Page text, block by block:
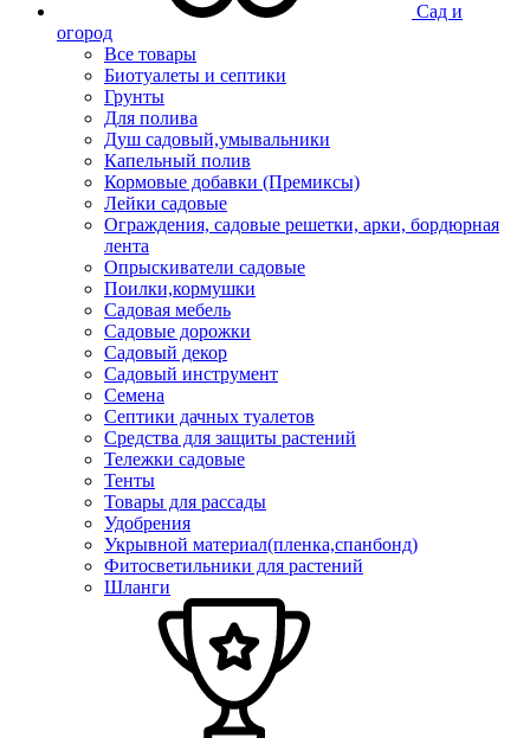
Сад и
огород
Все товары
Биотуалеты и септики
Грунты
Для полива
Душ садовый,умывальники
Капельный полив
Кормовые добавки (Премиксы)
Лейки садовые
Ограждения, садовые решетки, арки, бордюрная
лента
Опрыскиватели садовые
Поилки,кормушки
Садовая мебель
Садовые дорожки
Садовый декор
Садовый инструмент
Семена
Септики дачных туалетов
Средства для защиты растений
Тележки садовые
Тенты
Товары для рассады
Удобрения
Укрывной материал(пленка,спанбонд)
Фитосветильники для растений
Шланги